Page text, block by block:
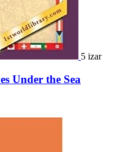
5 izar
Under the Sea